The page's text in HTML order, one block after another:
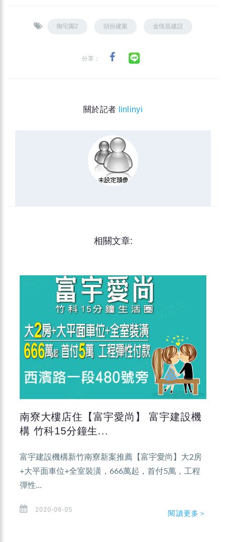
御宅園2 頭份建案 金恆昌建設
分享：
關於記者 linlinyi
相關文章:
南寮大樓店住【富宇愛尚】 富宇建設機
構 竹科15分鐘生...
富宇建設機構新竹南寮新案推薦【富宇愛尚】大2房
+大平面車位+全室裝潢，666萬起，首付5萬，工程
彈性...
2020-06-05 閱讀更多＞